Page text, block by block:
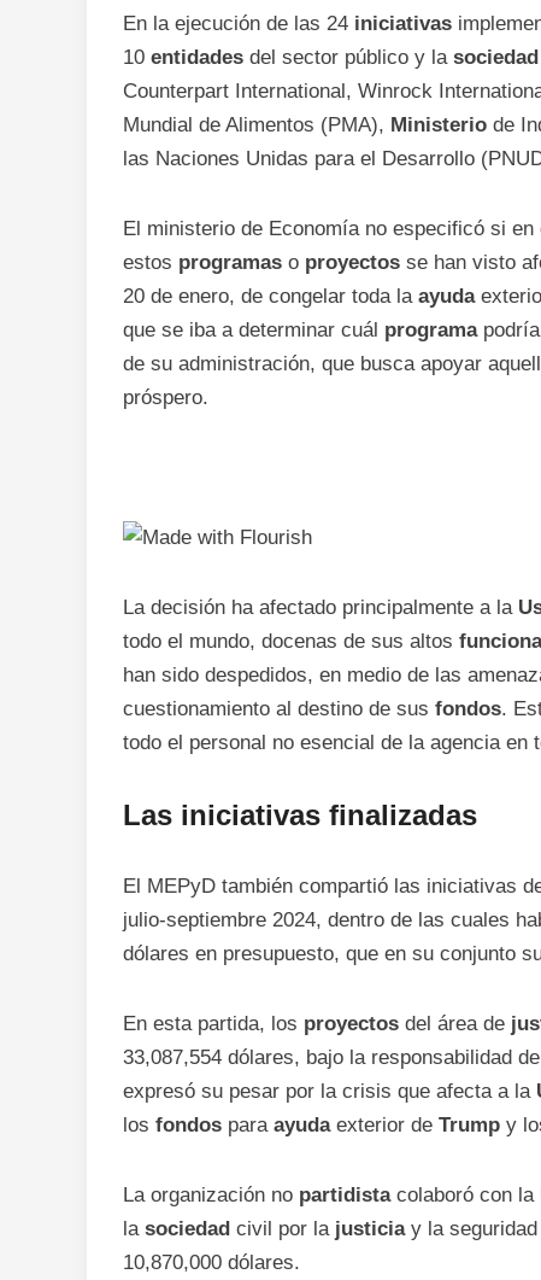
En la ejecución de las 24 iniciativas
10 entidades del sector público y la sociedad
Counterpart International, Winrock
Mundial de Alimentos (PMA), Ministerio de
las Naciones Unidas para el Desarrollo
El ministerio de Economía no especificó si en
estos programas o proyectos se han visto
20 de enero, de congelar toda la ayuda
que se iba a determinar cuál programapodría
de su administración, que busca apoyar
próspero.
La decisión ha afectado principalmente a la
todo el mundo, docenas de sus altos
han sido despedidos, en medio de las
cuestionamiento al destino de sus fondos.
todo el personal no esencial de la agencia en
Las iniciativas finalizadas
El MEPyD también compartió las iniciativas
julio-septiembre 2024, dentro de las cuales
dólares en presupuesto, que en su conjunto
En esta partida, los proyectos del área de
33,087,554 dólares, bajo la responsabilidad de
expresó su pesar por la crisis que afecta a la
los fondos para ayudaexterior de Trump y
La organización no partidistacolaboró con la
la sociedad civil por la justiciay la seguridad
10,870,000 dólares.